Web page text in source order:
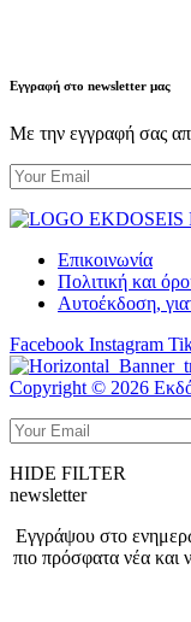
Εγγραφή στο newsletter μας
Με την εγγραφή σας
Επικοινωνία
Πολιτική και
Αυτοέκδοση,
Facebook Instagram
Copyright © 2026
HIDE FILTER
newsletter
Εγγράψου στο
πιο πρόσφατα νέα και